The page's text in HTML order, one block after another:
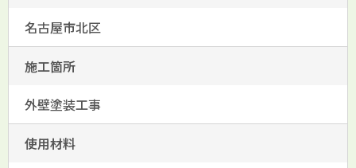
名古屋市北区
施工箇所
外壁塗装工事
使用材料